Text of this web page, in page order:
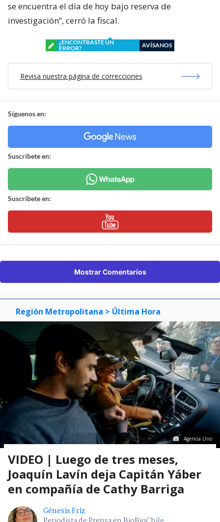
se encuentra el día de hoy bajo reserva de
investigación”, cerró la fiscal.
¿ENCONTRASTE UN
ERROR?
AVÍSANOS
Revisa nuestra página de correcciones
Síguenos en:
Suscríbete en:
Suscríbete en:
Mostrar Comentarios
Región Metropolitana > Última Hora
Agencia Uno
VIDEO | Luego de tres meses,
Joaquín Lavín deja Capitán Yáber
en compañía de Cathy Barriga
Génesis Friz